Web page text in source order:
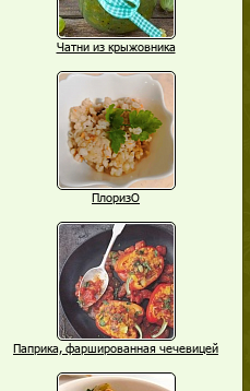
Чатни из крыжовника
ПлоризО
Паприка, фаршированная чечевицей